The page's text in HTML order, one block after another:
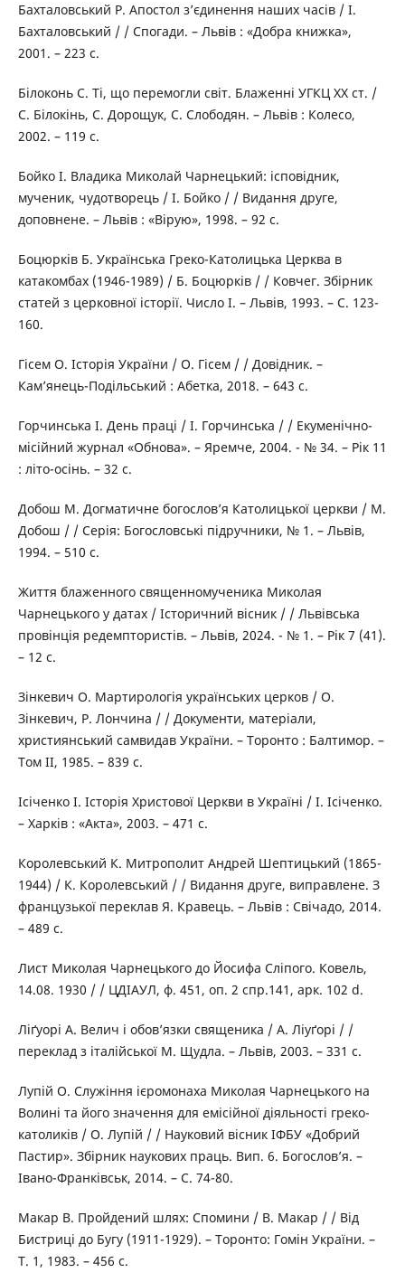
Бахталовський Р. Апостол з’єдинення наших часів / І.
Бахталовський / / Спогади. – Львів : «Добра книжка»,
2001. – 223 с.
Білоконь С. Ті, що перемогли світ. Блаженні УГКЦ ХХ ст. /
С. Білокінь, С. Дорощук, С. Слободян. – Львів : Колесо,
2002. – 119 с.
Бойко І. Владика Миколай Чарнецький: ісповідник,
мученик, чудотворець / І. Бойко / / Видання друге,
доповнене. – Львів : «Вірую», 1998. – 92 с.
Боцюрків Б. Українська Греко-Католицька Церква в
катакомбах (1946-1989) / Б. Боцюрків / / Ковчег. Збірник
статей з церковної історії. Число І. – Львів, 1993. – С. 123-
160.
Гісем О. Історія України / О. Гісем / / Довідник. –
Кам’янець-Подільський : Абетка, 2018. – 643 с.
Горчинська І. День праці / І. Горчинська / / Екуменічно-
місійний журнал «Обнова». – Яремче, 2004. - № 34. – Рік 11
: літо-осінь. – 32 с.
Добош М. Догматичне богослов’я Католицької церкви / М.
Добош / / Серія: Богословські підручники, № 1. – Львів,
1994. – 510 с.
Життя блаженного священномученика Миколая
Чарнецького у датах / Історичний вісник / / Львівська
провінція редемптористів. – Львів, 2024. - № 1. – Рік 7 (41).
– 12 с.
Зінкевич О. Мартирологія українських церков / О.
Зінкевич, Р. Лончина / / Документи, матеріали,
християнський самвидав України. – Торонто : Балтимор. –
Том ІІ, 1985. – 839 с.
Ісіченко І. Історія Христової Церкви в Україні / І. Ісіченко.
– Харків : «Акта», 2003. – 471 с.
Королевський К. Митрополит Андрей Шептицький (1865-
1944) / К. Королевський / / Видання друге, виправлене. З
французької переклав Я. Кравець. – Львів : Свічадо, 2014.
– 489 с.
Лист Миколая Чарнецького до Йосифа Сліпого. Ковель,
14.08. 1930 / / ЦДІАУЛ, ф. 451, оп. 2 спр.141, арк. 102 d.
Ліґуорі А. Велич і обов’язки священика / А. Ліуґорі / /
переклад з італійської М. Щудла. – Львів, 2003. – 331 с.
Лупій О. Служіння ієромонаха Миколая Чарнецького на
Волині та його значення для емісійної діяльності греко-
католиків / О. Лупій / / Науковий вісник ІФБУ «Добрий
Пастир». Збірник наукових праць. Вип. 6. Богослов’я. –
Івано-Франківськ, 2014. – С. 74-80.
Макар В. Пройдений шлях: Спомини / В. Макар / / Від
Бистриці до Бугу (1911-1929). – Торонто: Гомін України. –
Т. 1, 1983. – 456 с.